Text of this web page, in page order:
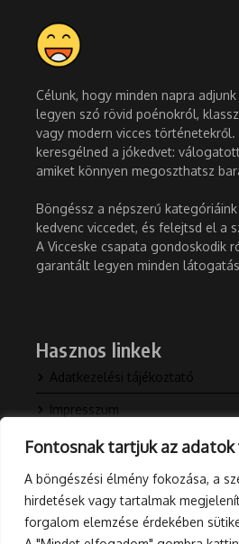
Fontosnak tartjuk az
A böngészési élmény fokozása, a
hirdetések vagy tartalmak
forgalom elemzése érdekében
Célunk, hogy minden napra
legyen szó rövid poénokról,
vagy modern vicces történetekről.
keresgélned a jókedvet:
amiket könnyen megoszthatsz
Böngéssz a népszerű
kedvenc viccedet, és felejtsd el a
A Vicceske csapata gondoskodik
garantált legyen minden
Hasznos linkek
Adatkezelési tájékoztató
Impresszum
Kapcsolat
Rólunk
Blog